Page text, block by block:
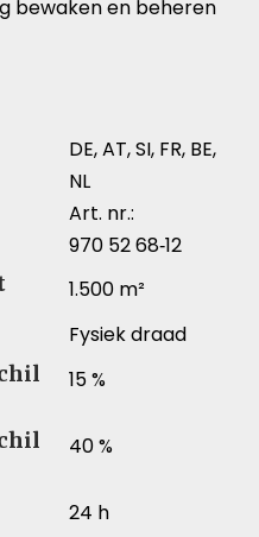
bewaken en beheren
DE, AT, SI, FR, BE,
NL
Art. nr.:
970 52 68‑12
1.500 m²
Fysiek draad
15 %
40 %
24 h